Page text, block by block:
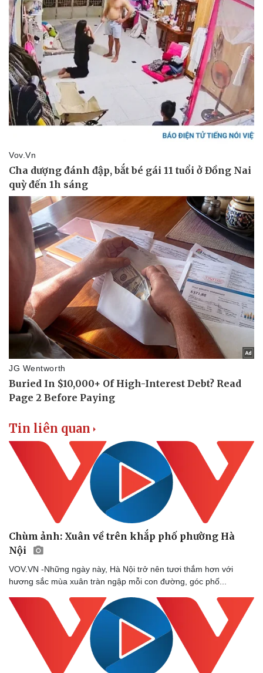
Thể thao
Bóng đá
Lịch thi đấu bóng đá
Thế giới thể thao
eSports
Hậu trường
Ô tô - Xe máy
Tư vấn
Tin liên quan
Chùm ảnh: Xuân về trên khắp phố phường Hà
Nội
VOV.VN -Những ngày này, Hà Nội trở nên tươi thắm hơn với
hương sắc mùa xuân tràn ngập mỗi con đường, góc phố...